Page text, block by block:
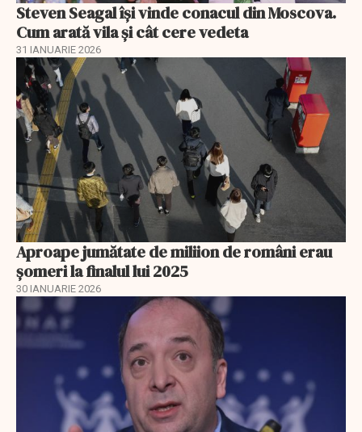
Steven Seagal își vinde conacul din Moscova.
Cum arată vila și cât cere vedeta
31 IANUARIE 2026
Aproape jumătate de miliion de români erau
șomeri la finalul lui 2025
30 IANUARIE 2026